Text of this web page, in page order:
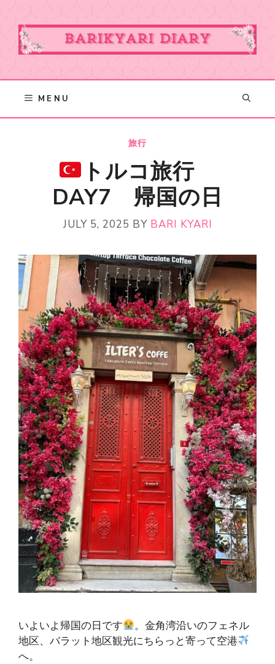
Skip
to
content
MENU
旅行
トルコ旅行
DAY7 帰国の日
JULY 5, 2025 BY BARI KYARI
いよいよ帰国の日です
。金角湾沿いのフェネル
地区、バラット地区観光にちらっと寄って空港
へ。